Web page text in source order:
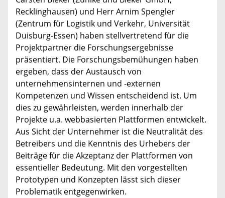
Recklinghausen) und Herr Arnim Spengler
(Zentrum für Logistik und Verkehr, Universität
Duisburg-Essen) haben stellvertretend für die
Projektpartner die Forschungsergebnisse
präsentiert. Die Forschungsbemühungen haben
ergeben, dass der Austausch von
unternehmensinternen und -externen
Kompetenzen und Wissen entscheidend ist. Um
dies zu gewährleisten, werden innerhalb der
Projekte u.a. webbasierten Plattformen entwickelt.
Aus Sicht der Unternehmer ist die Neutralität des
Betreibers und die Kenntnis des Urhebers der
Beiträge für die Akzeptanz der Plattformen von
essentieller Bedeutung. Mit den vorgestellten
Prototypen und Konzepten lässt sich dieser
Problematik entgegenwirken.